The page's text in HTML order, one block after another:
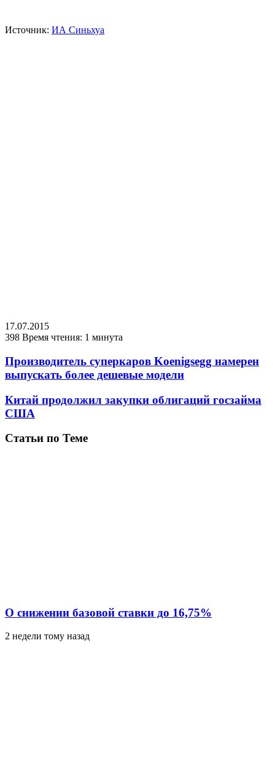
Источник: ИА Синьхуа
17.07.2015
398 Время чтения: 1 минута
Производитель суперкаров Koenigsegg намерен
выпускать более дешевые модели
Китай продолжил закупки облигаций госзайма
США
Статьи по Теме
О снижении базовой ставки до 16,75%
2 недели тому назад